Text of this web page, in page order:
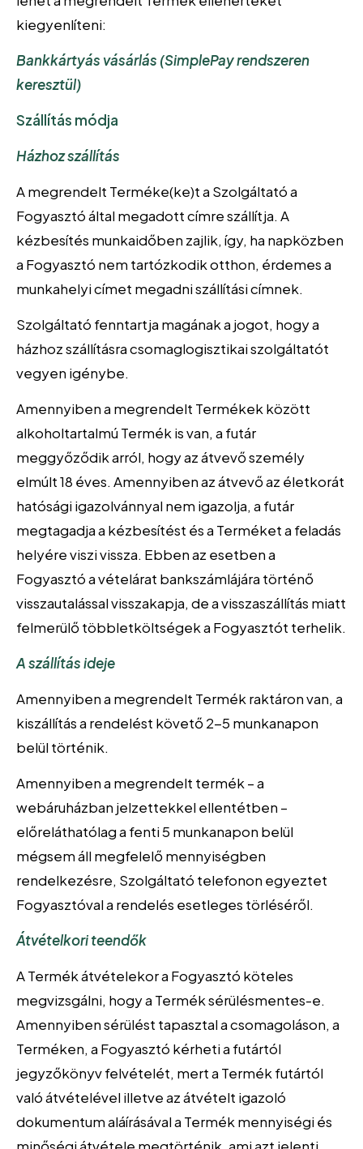
kiegyenlíteni:
Bankkártyás vásárlás (SimplePay rendszeren
keresztül)
Szállítás módja
Házhoz szállítás
A megrendelt Terméke(ke)t a Szolgáltató a
Fogyasztó által megadott címre szállítja. A
kézbesítés munkaidőben zajlik, így, ha napközben
a Fogyasztó nem tartózkodik otthon, érdemes a
munkahelyi címet megadni szállítási címnek.
Szolgáltató fenntartja magának a jogot, hogy a
házhoz szállításra csomaglogisztikai szolgáltatót
vegyen igénybe.
Amennyiben a megrendelt Termékek között
alkoholtartalmú Termék is van, a futár
meggyőződik arról, hogy az átvevő személy
elmúlt 18 éves. Amennyiben az átvevő az életkorát
hatósági igazolvánnyal nem igazolja, a futár
megtagadja a kézbesítést és a Terméket a feladás
helyére viszi vissza. Ebben az esetben a
Fogyasztó a vételárat bankszámlájára történő
visszautalással visszakapja, de a visszaszállítás miatt
felmerülő többletköltségek a Fogyasztót terhelik.
A szállítás ideje
Amennyiben a megrendelt Termék raktáron van, a
kiszállítás a rendelést követő 2-5 munkanapon
belül történik.
Amennyiben a megrendelt termék – a
webáruházban jelzettekkel ellentétben –
előreláthatólag a fenti 5 munkanapon belül
mégsem áll megfelelő mennyiségben
rendelkezésre, Szolgáltató telefonon egyeztet
Fogyasztóval a rendelés esetleges törléséről.
Átvételkori teendők
A Termék átvételekor a Fogyasztó köteles
megvizsgálni, hogy a Termék sérülésmentes-e.
Amennyiben sérülést tapasztal a csomagoláson, a
Terméken, a Fogyasztó kérheti a futártól
jegyzőkönyv felvételét, mert a Termék futártól
való átvételével illetve az átvételt igazoló
dokumentum aláírásával a Termék mennyiségi és